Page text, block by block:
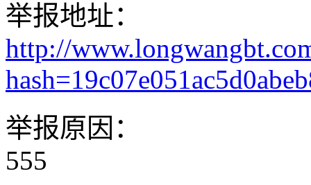
举报地址：
http://
举报原因：
555